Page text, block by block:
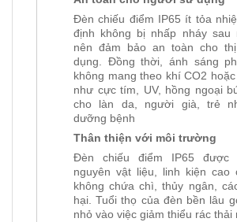
Đèn chiếu điểm IP65 ít tỏa
định không bị nhấp nháy sau
nên đảm bảo an toàn cho
dụng. Đồng thời, ánh sáng
không mang theo khí CO2
như cực tím, UV, hồng ngoại
cho làn da, người già, trẻ
dưỡng bệnh
Thân thiện với môi trường
Đèn chiếu điểm IP65 được
nguyên vật liệu, linh kiện cao
không chứa chì, thủy ngân,
hại. Tuổi thọ của đèn bền lâu
nhỏ vào việc giảm thiểu rác thải